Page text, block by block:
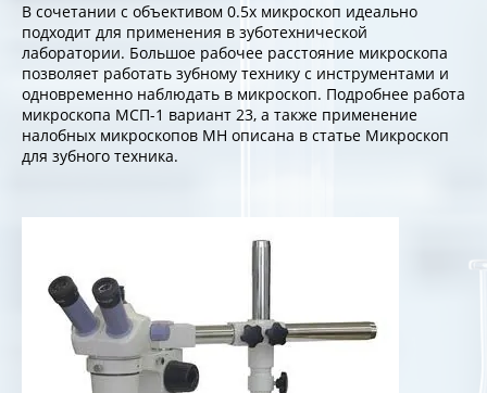
В сочетании с объективом 0.5х микроскоп идеально
подходит для применения в зуботехнической
лаборатории. Большое рабочее расстояние микроскопа
позволяет работать зубному технику с инструментами и
одновременно наблюдать в микроскоп. Подробнее работа
микроскопа МСП-1 вариант 23, а также применение
налобных микроскопов МН описана в статье Микроскоп
для зубного техника.